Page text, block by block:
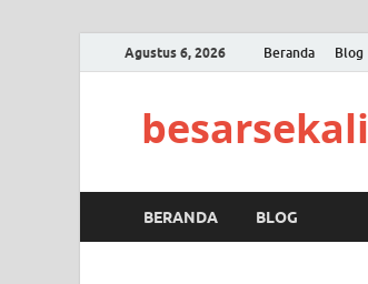
Agustus 6, 2026 Beranda Blog
besarsekali
BERANDA BLOG